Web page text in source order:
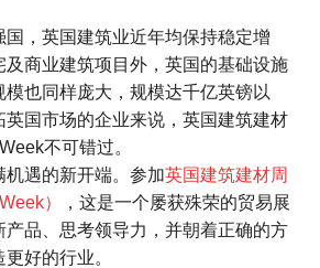
，英国建筑业近年均保持稳定增
商业建筑项目外，英国的基础设施
也同样庞大，规模达千亿英镑以
英国市场的企业来说，英国建筑建材
不可错过。
遇的新开端。参加英国建筑建材周
）
，这是一个屡获殊荣的贸易展
产品、思考领导力，并朝着正确的方
好的行业。